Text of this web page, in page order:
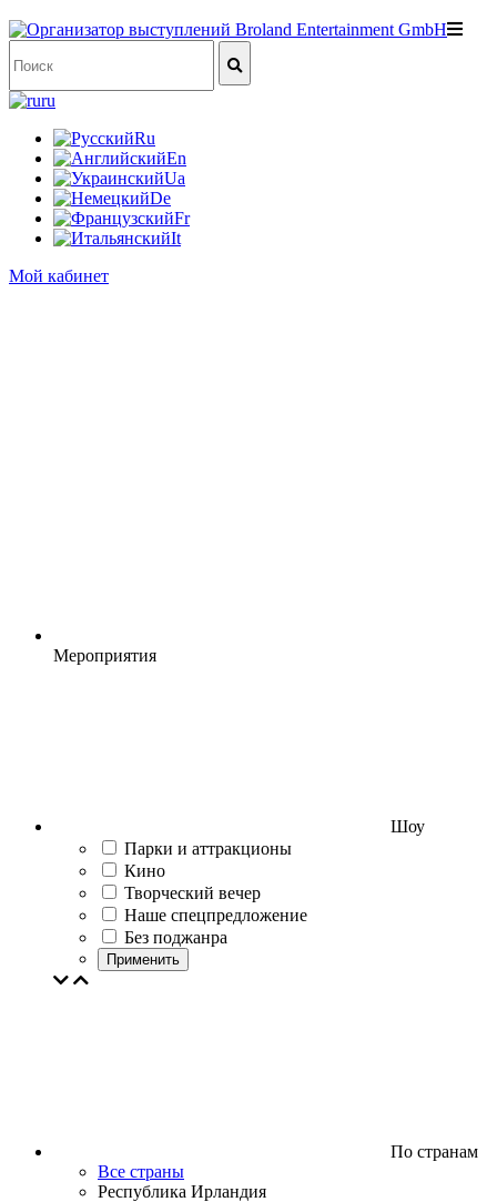
ru
Ru
En
Ua
De
Fr
It
Мой кабинет
Мероприятия
Шоу
Парки и аттракционы
Кино
Творческий вечер
Наше спецпредложение
Без поджанра
Применить
По странам
Все страны
Республика Ирландия